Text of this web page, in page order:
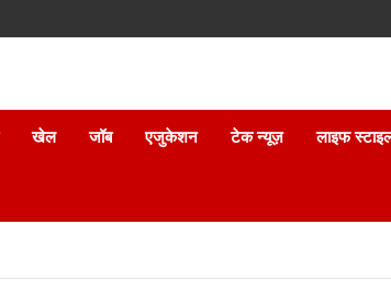
खेल जॉब एजुकेशन टेक न्यूज़ लाइफ